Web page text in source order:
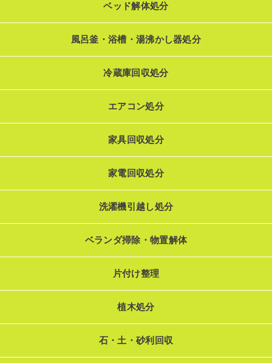
ベッド解体処分
風呂釜・浴槽・湯沸かし器処分
冷蔵庫回収処分
エアコン処分
家具回収処分
家電回収処分
洗濯機引越し処分
ベランダ掃除・物置解体
片付け整理
植木処分
石・土・砂利回収